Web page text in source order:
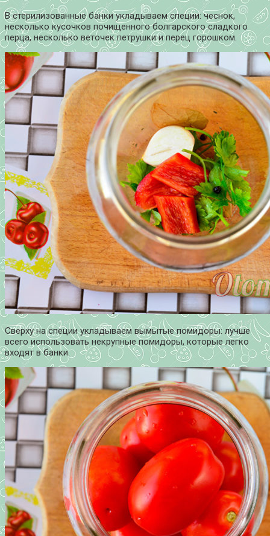
В стерилизованные банки укладываем специи: чеснок,
несколько кусочков почищенного болгарского сладкого
перца, несколько веточек петрушки и перец горошком.
Сверху на специи укладываем вымытые помидоры: лучше
всего использовать некрупные помидоры, которые легко
входят в банки.